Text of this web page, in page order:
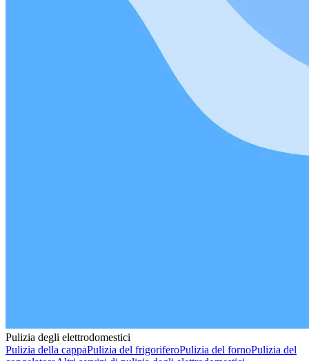
Pulizia degli elettrodomestici
Pulizia della cappaPulizia del frigoriferoPulizia del fornoPulizia del